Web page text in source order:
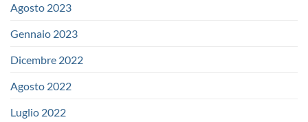
Agosto 2023
Gennaio 2023
Dicembre 2022
Agosto 2022
Luglio 2022